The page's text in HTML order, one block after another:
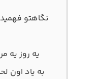
نگاهتو
یه روز یه
به یاد اون